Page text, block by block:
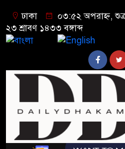
ঢাকা
০৩:৫২ অপরাহ্ন,
২৩ শ্রাবণ ১৪৩৩ বঙ্গাব্দ